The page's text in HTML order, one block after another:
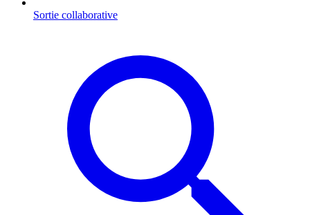
Sortie collaborative